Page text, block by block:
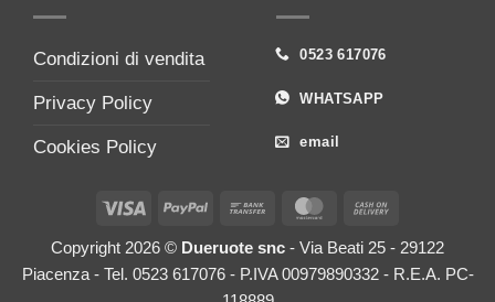
Condizioni di vendita
Privacy Policy
Cookies Policy
0523 617076
WHATSAPP
email
Visa PayPal
Bank
MasterCard
Delivery
Copyright 2026 © Dueruote snc - Via Beati 25 - 29122
Piacenza - Tel. 0523 617076 - P.IVA 00979890332 - R.E.A. PC-